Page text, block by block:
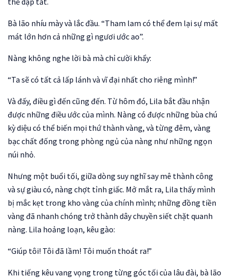
Bà lão nhíu mày và lắc đầu. “Tham lam có thể đem lại sự mất
mát lớn hơn cả những gì ngươi ước ao”.
Nàng không nghe lời bà mà chỉ cười khẩy:
“Ta sẽ có tất cả lấp lánh và vĩ đại nhất cho riêng mình!”
Và đấy, điều gì đến cũng đến. Từ hôm đó, Lila bắt đầu nhận
được những điều ước của mình. Nàng có được những bùa chú
kỳ diệu có thể biến mọi thứ thành vàng, và từng đêm, vàng
bạc chất đống trong phòng ngủ của nàng như những ngọn
núi nhỏ.
Nhưng một buổi tối, giữa dòng suy nghĩ say mê thành công
và sự giàu có, nàng chợt tỉnh giấc. Mở mắt ra, Lila thấy mình
bị mắc kẹt trong kho vàng của chính mình; những đồng tiền
vàng đã nhanh chóng trở thành dây chuyền siết chặt quanh
nàng. Lila hoảng loạn, kêu gào:
“Giúp tôi! Tôi đã lầm! Tôi muốn thoát ra!”
Khi tiếng kêu vang vọng trong từng góc tối của lâu đài, bà lão